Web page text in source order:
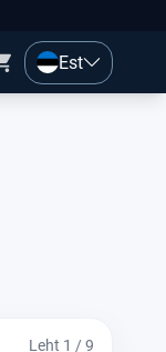
Est
Leht 1 / 9